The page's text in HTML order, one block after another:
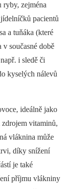
zejména
pacientů
a tuňáka (které
současné době
i sledě či
kyselých nálevů
ideálně jako
zdrojem vitaminů,
vláknina může
díky snížení
je také
příjmu vlákniny